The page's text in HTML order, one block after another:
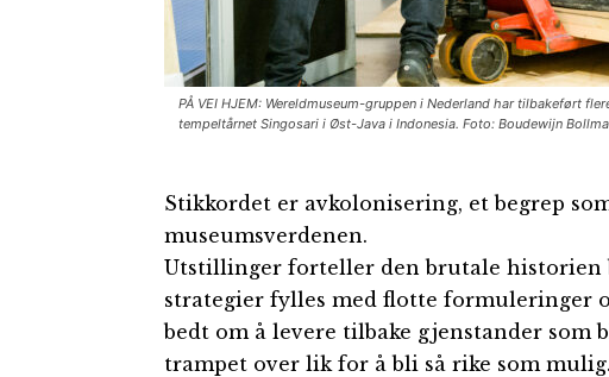
PÅ VEI HJEM: Wereldmuseum-gruppen i Nederland har tilbakeført
tempeltårnet Singosari i Øst-Java i Indonesia. Foto: Boudewijn
Stikkordet er avkolonisering, et begrep
museumsverdenen.
Utstillinger forteller den brutale historien
strategier fylles med flotte formuleringer
bedt om å levere tilbake gjenstander som
trampet over lik for å bli så rike som